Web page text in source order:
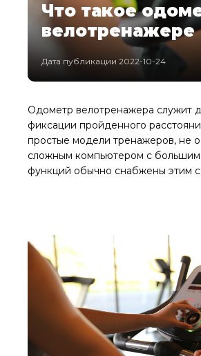
Что такое
велотренажере
Дата публикации 2022-10-24
Одометр велотренажера служит
фиксации пройденного
простые модели тренажеров, не
сложным компьютером с большим
функций обычно снабжены этим